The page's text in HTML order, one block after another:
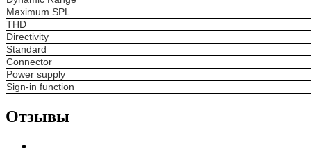
Maximum SPL
THD
Directivity
Standard
Connector
Power supply
Sign-in function
Отзывы